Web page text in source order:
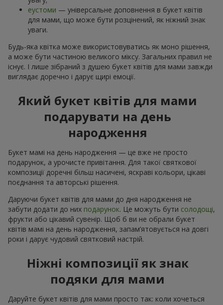
еустоми — універсальне доповнення в букет квітів
для мами, що може бути розцінений, як ніжний знак
уваги.
Будь-яка квітка може використовуватись як моно рішення,
а може бути частиною великого міксу. Загальних правил не
існує. І лише зібраний з душею букет квітів для мами завжди
виглядає доречно і дарує щирі емоції.
Який букет квітів для мами
подарувати на день
народження
Букет мамі на день народження — це вже не просто
подарунок, а урочисте привітання. Для такої святкової
композиції доречні більш насичені, яскраві кольори, цікаві
поєднання та авторські рішення.
Даруючи букет квітів для мами до дня народження не
забути додати до них подарунок. Це можуть бути солодощі,
фрукти або цікавий сувенір. Щоб б ви не обрали букет
квітів мамі на день народження, запам’ятовується на довгі
роки і дарує чудовий святковий настрій.
Ніжні композиції як знак
подяки для мами
Даруйте букет квітів для мами просто так: коли хочеться